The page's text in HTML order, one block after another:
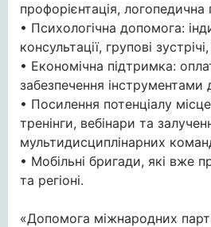
профорієнтація, логопедична
• Психологічна допомога:
консультації, групові
• Економічна підтримка:
забезпечення інструментами
• Посилення потенціалу
тренінги, вебінари та
мультидисциплінарних
• Мобільні бригади, які вже
та регіоні.
«Допомога міжнародних